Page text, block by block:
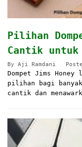
Pilihan
Cantik untuk
By Aji Ramdani
Dompet Jims
pilihan bagi
cantik dan